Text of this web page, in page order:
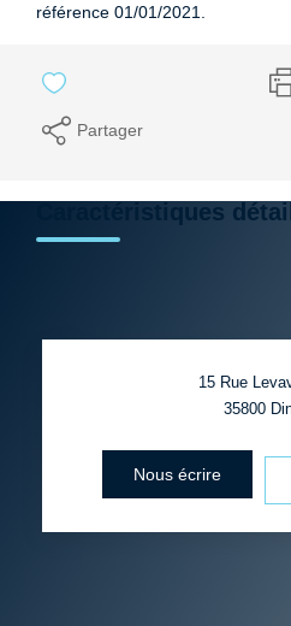
référence 01/01/2021.
Partager
Caractéristiques
15 Rue
35800
Nous écrire